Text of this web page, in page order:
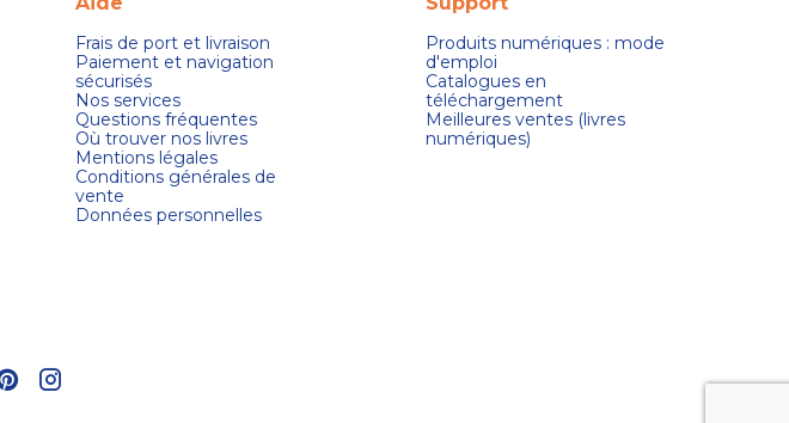
Frais de port et livraison
Paiement et navigation
sécurisés
Nos services
Questions fréquentes
Où trouver nos livres
Mentions légales
Conditions générales de
vente
Données personnelles
Produits numériques : mode
d'emploi
Catalogues en
téléchargement
Meilleures ventes (livres
numériques)